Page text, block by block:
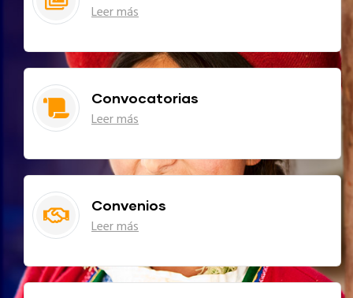
Leer más
Convocatorias
Leer más
Convenios
Leer más